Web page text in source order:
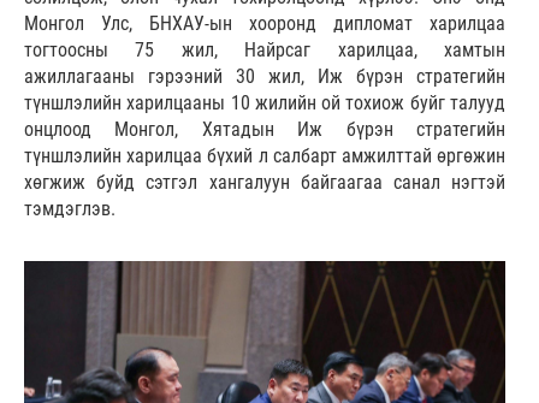
Монгол Улс, БНХАУ-ын хооронд дипломат харилцаа
тогтоосны 75 жил, Найрсаг харилцаа, хамтын
ажиллагааны гэрээний 30 жил, Иж бүрэн стратегийн
түншлэлийн харилцааны 10 жилийн ой тохиож буйг талууд
онцлоод Монгол, Хятадын Иж бүрэн стратегийн
түншлэлийн харилцаа бүхий л салбарт амжилттай өргөжин
хөгжиж буйд сэтгэл хангалуун байгаагаа санал нэгтэй
тэмдэглэв.